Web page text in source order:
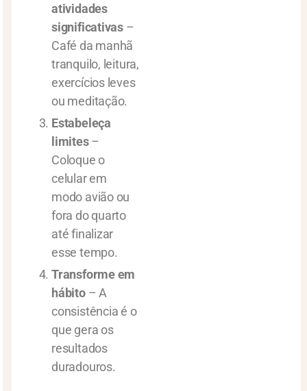
atividades
significativas –
Café da manhã
tranquilo, leitura,
exercícios leves
ou meditação.
Estabeleça
limites–
Coloque o
celular em
modo avião ou
fora do quarto
até finalizar
esse tempo.
Transforme em
hábito– A
consistência é o
que gera os
resultados
duradouros.